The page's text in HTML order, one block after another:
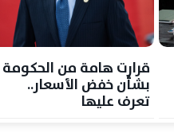
قرارت هامة من الحكومة
بشأن خفض الأسعار..
تعرف عليها